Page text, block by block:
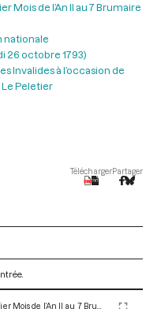
Mois de l’An II au 7 Brumaire
nationale
26 octobre 1793)
Invalides à l’occasion de
Le Peletier
TéléchargerPartager